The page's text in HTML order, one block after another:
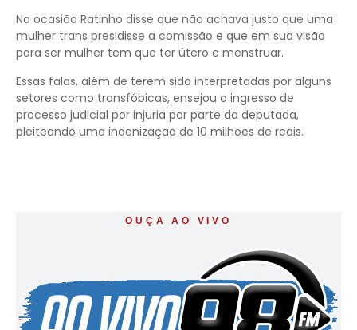
Na ocasião Ratinho disse que não achava justo que uma
mulher trans presidisse a comissão e que em sua visão
para ser mulher tem que ter útero e menstruar.
Essas falas, além de terem sido interpretadas por alguns
setores como transfóbicas, ensejou o ingresso de
processo judicial por injuria por parte da deputada,
pleiteando uma indenização de 10 milhões de reais.
OUÇA AO VIVO